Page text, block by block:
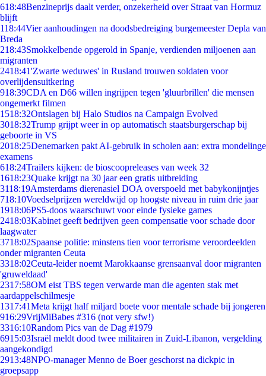
618:48Benzineprijs daalt verder, onzekerheid over Straat van Hormuz
blijft
118:44Vier aanhoudingen na doodsbedreiging burgemeester Depla van
Breda
218:43Smokkelbende opgerold in Spanje, verdienden miljoenen aan
migranten
2418:41'Zwarte weduwes' in Rusland trouwen soldaten voor
overlijdensuitkering
918:39CDA en D66 willen ingrijpen tegen 'gluurbrillen' die mensen
ongemerkt filmen
1518:32Ontslagen bij Halo Studios na Campaign Evolved
3018:32Trump grijpt weer in op automatisch staatsburgerschap bij
geboorte in VS
2018:25Denemarken pakt AI-gebruik in scholen aan: extra mondelinge
examens
618:24Trailers kijken: de bioscoopreleases van week 32
1618:23Quake krijgt na 30 jaar een gratis uitbreiding
3118:19Amsterdams dierenasiel DOA overspoeld met babykonijntjes
718:10Voedselprijzen wereldwijd op hoogste niveau in ruim drie jaar
1918:06PS5-doos waarschuwt voor einde fysieke games
2418:03Kabinet geeft bedrijven geen compensatie voor schade door
laagwater
3718:02Spaanse politie: minstens tien voor terrorisme veroordeelden
onder migranten Ceuta
3318:02Ceuta-leider noemt Marokkaanse grensaanval door migranten
'gruweldaad'
2317:58OM eist TBS tegen verwarde man die agenten stak met
aardappelschilmesje
1317:41Meta krijgt half miljard boete voor mentale schade bij jongeren
916:29VrijMiBabes #316 (not very sfw!)
3316:10Random Pics van de Dag #1979
6915:03Israël meldt dood twee militairen in Zuid-Libanon, vergelding
aangekondigd
2913:48NPO-manager Menno de Boer geschorst na dickpic in
groepsapp